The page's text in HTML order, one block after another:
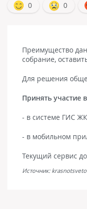
0 0
Преимущество
собрание,
Для решения
Принять участие
- в системе ГИС
- в мобильном
Текущий сервис
Источник: